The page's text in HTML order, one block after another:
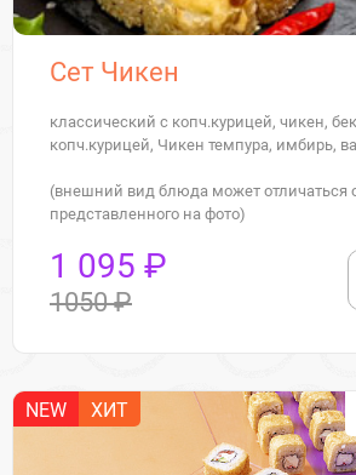
Сет Чикен
классический с копч.курицей, чикен,
копч.курицей, Чикен темпура, имбирь,
(внешний вид блюда может отличаться
представленного на фото)
1 095 ₽
1050 ₽
NEW ХИТ